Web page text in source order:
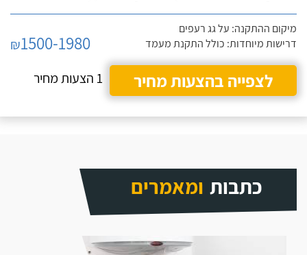
מיקום ההתקנה: על גג רעפים
דרישות מיוחדות: כולל התקנת מעמד
₪1500-1980
לצפייה בהצעות מחיר
1 הצעות מחיר
כתבות ומאמרים